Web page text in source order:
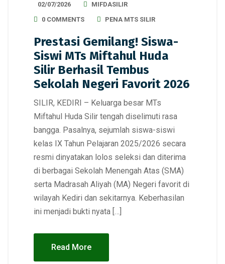
02/07/2026
MIFDASILIR
0 COMMENTS
PENA MTS SILIR
Prestasi Gemilang! Siswa-
Siswi MTs Miftahul Huda
Silir Berhasil Tembus
Sekolah Negeri Favorit 2026
SILIR, KEDIRI – Keluarga besar MTs
Miftahul Huda Silir tengah diselimuti rasa
bangga. Pasalnya, sejumlah siswa-siswi
kelas IX Tahun Pelajaran 2025/2026 secara
resmi dinyatakan lolos seleksi dan diterima
di berbagai Sekolah Menengah Atas (SMA)
serta Madrasah Aliyah (MA) Negeri favorit di
wilayah Kediri dan sekitarnya. Keberhasilan
ini menjadi bukti nyata […]
Read More